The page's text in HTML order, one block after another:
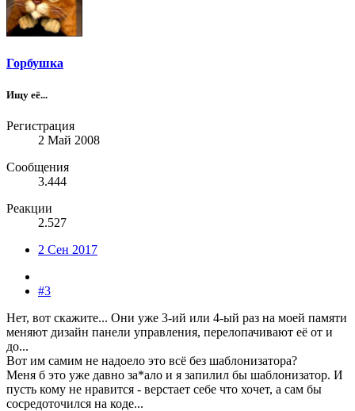
Горбушка
Ищу её...
Регистрация
2 Май 2008
Сообщения
3.444
Реакции
2.527
2 Сен 2017
#3
Нет, вот скажите... Они уже 3-ий или 4-ый раз на моей памяти
меняют дизайн панели управления, перелопачивают её от и
до...
Вот им самим не надоело это всё без шаблонизатора?
Меня б это уже давно за*ало и я запилил бы шаблонизатор. И
пусть кому не нравится - верстает себе что хочет, а сам бы
сосредоточился на коде...